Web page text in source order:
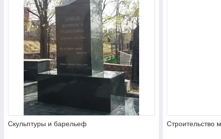
Скульптуры и барельеф Строительство